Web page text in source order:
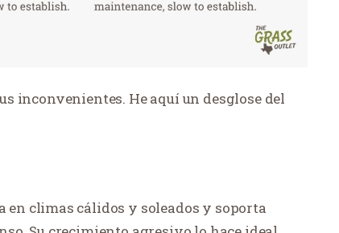
inconvenientes. He aquí un desglose del
en climas cálidos y soleados y soporta